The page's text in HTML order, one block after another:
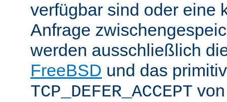
verfügbar sind oder eine
Anfrage
werden ausschließlich
FreeBSD und das
TCP_DEFER_ACCEPT